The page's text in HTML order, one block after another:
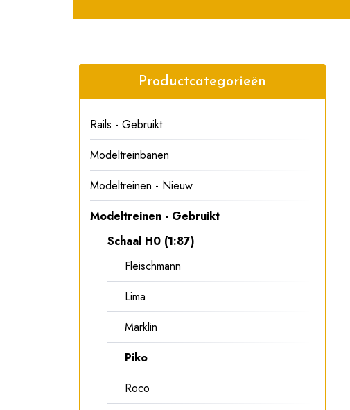
Productcategorieën
Rails - Gebruikt
Modeltreinbanen
Modeltreinen - Nieuw
Modeltreinen - Gebruikt
Schaal H0 (1:87)
Fleischmann
Lima
Marklin
Piko
Roco